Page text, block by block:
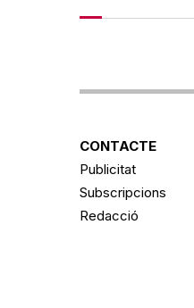
CONTACTE
Publicitat
Subscripcions
Redacció